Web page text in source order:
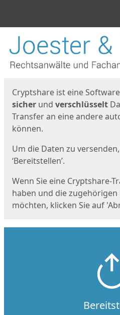
Start
Cryptshare ist eine
sicher und verschlüsselt
Transfer an eine andere
können.
Um die Daten zu
‘Bereitstellen’.
Wenn Sie eine Cryptshare-
haben und die
möchten, klicken Sie auf